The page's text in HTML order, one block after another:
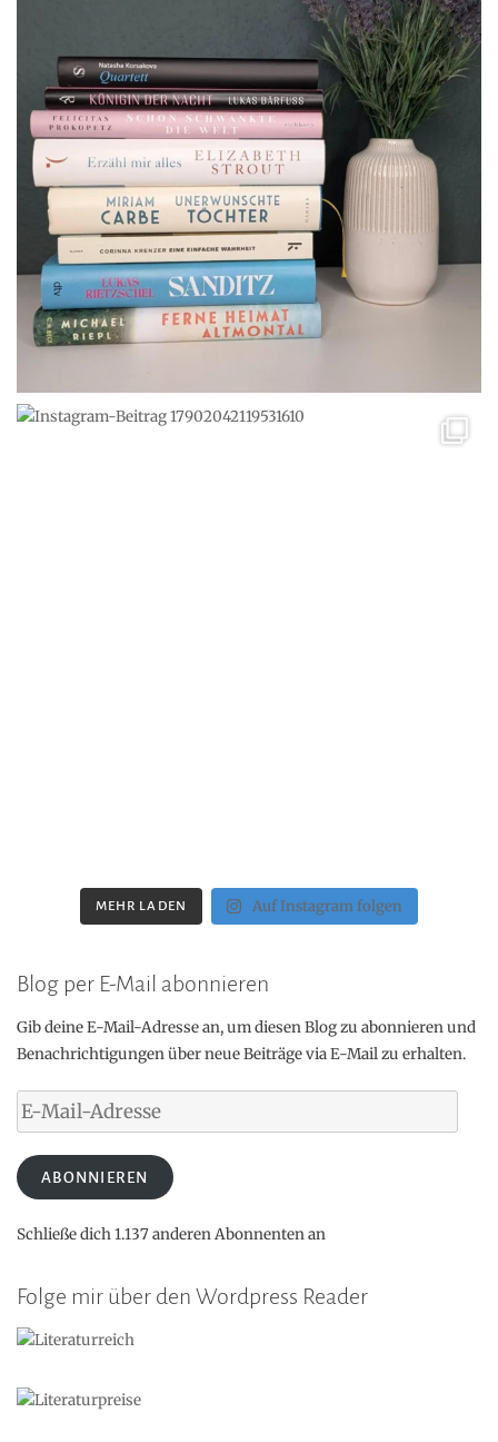
MEHR LADEN Auf Instagram folgen
Blog per E-Mail abonnieren
Gib deine E-Mail-Adresse an, um diesen Blog zu abonnieren und
Benachrichtigungen über neue Beiträge via E-Mail zu erhalten.
E-
Mail-
Adresse
ABONNIEREN
Schließe dich 1.137 anderen Abonnenten an
Folge mir über den Wordpress Reader